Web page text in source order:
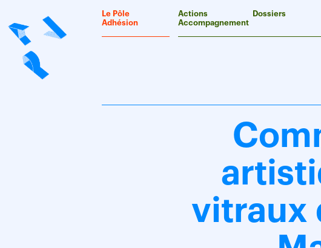
Le Pôle
Adhésion
Actions
Accompagnement
Dossiers
vitraux